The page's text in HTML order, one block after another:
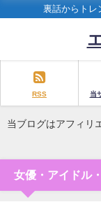
裏話からトレ
RSS 当
当ブログはアフィリ
女優・アイドル